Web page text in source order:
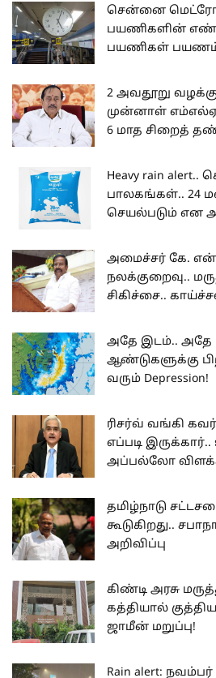
சென்னை
பயணிகளின்
பயணிகள்
2 அவதூறு
முன்னாள் எம்எல்ஏ
6 மாத சிறைத்
Heavy rain
பாலகங்கள்.. 24
செயல்படும் என
அமைச்சர் கே. என்.
நலக்குறைவு..
சிகிச்சை..
அதே இடம்.. அதே
ஆண்டுகளுக்கு
வரும் Depression!
ரிசர்வ் வங்கி
எப்படி
அப்பல்லோ
தமிழ்நாடு
கூடுகிறது..
அறிவிப்பு
கிண்டி அரசு
கத்தியால்
ஜாமீன் மறுப்பு!
Rain alert: நவம்பர்